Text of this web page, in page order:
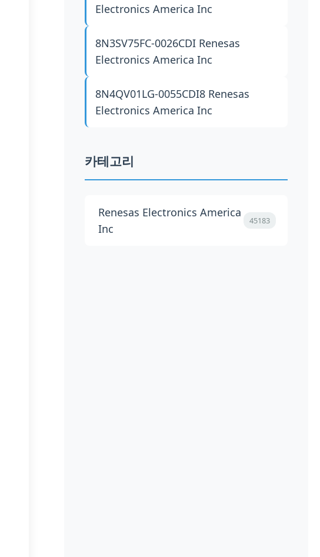
Electronics America Inc
8N3SV75FC-0026CDI Renesas
Electronics America Inc
8N4QV01LG-0055CDI8 Renesas
Electronics America Inc
카테고리
Renesas Electronics America
Inc
45183